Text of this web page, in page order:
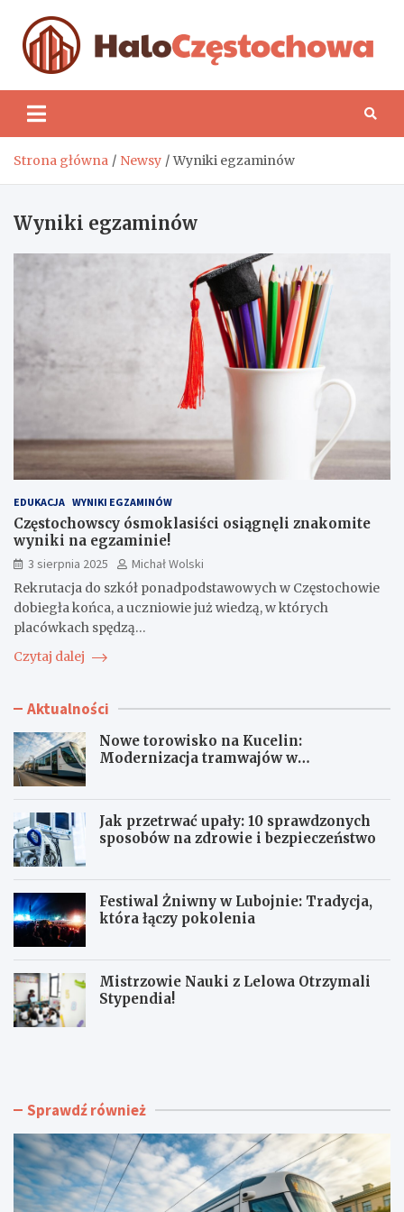
content
Strona główna Newsy Wyniki egzaminów
Wyniki egzaminów
EDUKACJA WYNIKI EGZAMINÓW
Częstochowscy ósmoklasiści osiągnęli znakomite
wyniki na egzaminie!
3 sierpnia 2025
Michał Wolski
Rekrutacja do szkół ponadpodstawowych w Częstochowie
dobiegła końca, a uczniowie już wiedzą, w których
placówkach spędzą…
Czytaj dalej
Aktualności
Nowe torowisko na Kucelin:
Modernizacja tramwajów w
Jak przetrwać upały: 10 sprawdzonych
sposobów na zdrowie i bezpieczeństwo
Festiwal Żniwny w Lubojnie: Tradycja,
która łączy pokolenia
Mistrzowie Nauki z Lelowa Otrzymali
Stypendia!
N
o
o
w
i
s
J
z
t
r
w
a
Sprawdź również